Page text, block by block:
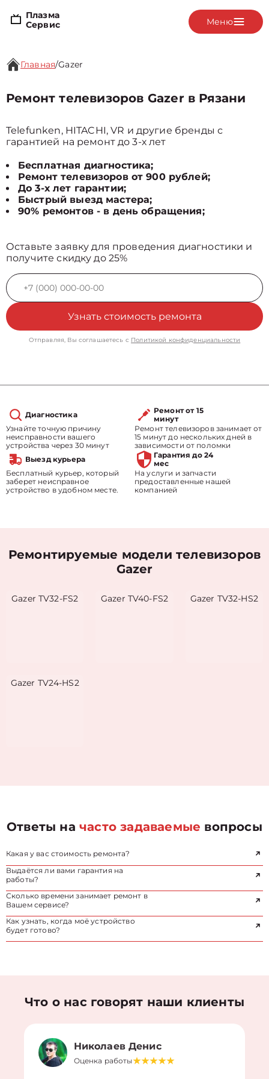
Плазма
Сервис
Меню
Главная/Gazer
Ремонт телевизоров Gazer в Рязани
Telefunken, HITACHI, VR и другие бренды с
гарантией на ремонт до 3-х лет
Бесплатная диагностика;
Ремонт телевизоров от 900 рублей;
До 3-х лет гарантии;
Быстрый выезд мастера;
90% ремонтов - в день обращения;
Оставьте заявку для проведения диагностики и
получите скидку до 25%
Узнать стоимость ремонта
Отправляя, Вы соглашаетесь с Политикой конфиденциальности
Диагностика
Узнайте точную причину
неисправности вашего
устройства через 30 минут
Ремонт от 15
минут
Ремонт телевизоров занимает от
15 минут до нескольких дней в
зависимости от поломки
Выезд курьера
Бесплатный курьер, который
заберет неисправное
устройство в удобном месте.
Гарантия до 24
мес
На услуги и запчасти
предоставленные нашей
компанией
Ремонтируемые модели телевизоров
Gazer
Gazer TV32-FS2 Gazer TV40-FS2 Gazer TV32-HS2
Gazer TV24-HS2
Ответы начасто задаваемые вопросы
Какая у вас стоимость ремонта?
Выдаётся ли вами гарантия на
работы?
Сколько времени занимает ремонт в
Вашем сервисе?
Как узнать, когда моё устройство
будет готово?
Что о нас говорят наши клиенты
Николаев Денис
Оценка работы